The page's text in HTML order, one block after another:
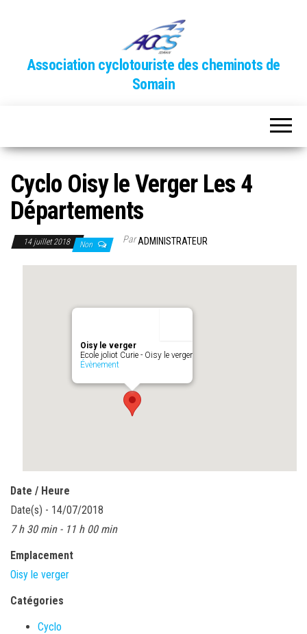
Association cyclotouriste des cheminots de
Somain
Cyclo Oisy le Verger Les 4
Départements
14 juillet 2018 Non ParADMINISTRATEUR
Oisy le verger
Ecole joliot Curie - Oisy le verger
Évènement
Date / Heure
Date(s) - 14/07/2018
7 h 30 min - 11 h 00 min
Emplacement
Oisy le verger
Catégories
Cyclo